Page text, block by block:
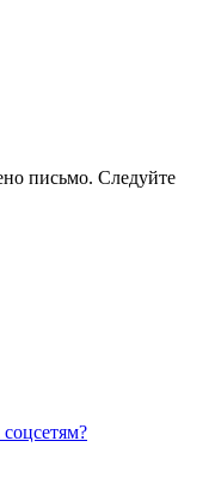
письмо. Следуйте